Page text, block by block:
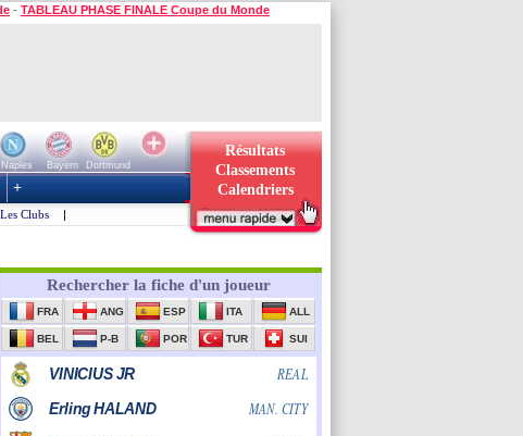
- TABLEAU PHASE FINALE Coupe du Monde
Naples Bayern
Dortmund
Résultats
Classements
Calendriers
+
Les Clubs |